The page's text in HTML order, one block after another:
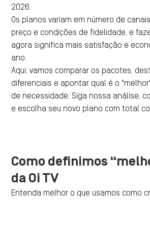
2026.
Os planos variam em número de
preço e condições de fidelidade, e
agora significa mais satisfação e
ano.
Aqui, vamos comparar os pacotes,
diferenciais e apontar qual é o
de necessidade. Siga nossa análise,
e escolha seu novo plano com total
Como definimos
da Oi TV
Entenda melhor o que usamos como